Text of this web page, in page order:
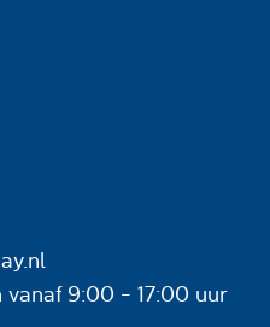
vanaf 9:00 - 17:00 uur